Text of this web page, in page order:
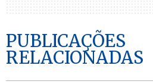
PUBLICAÇÕES
RELACIONADAS